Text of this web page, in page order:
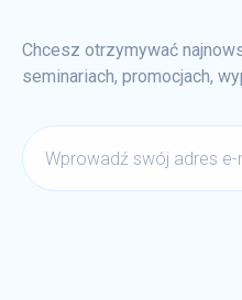
Chcesz otrzymywać
seminariach, promocjach,
Wprowadź
swój